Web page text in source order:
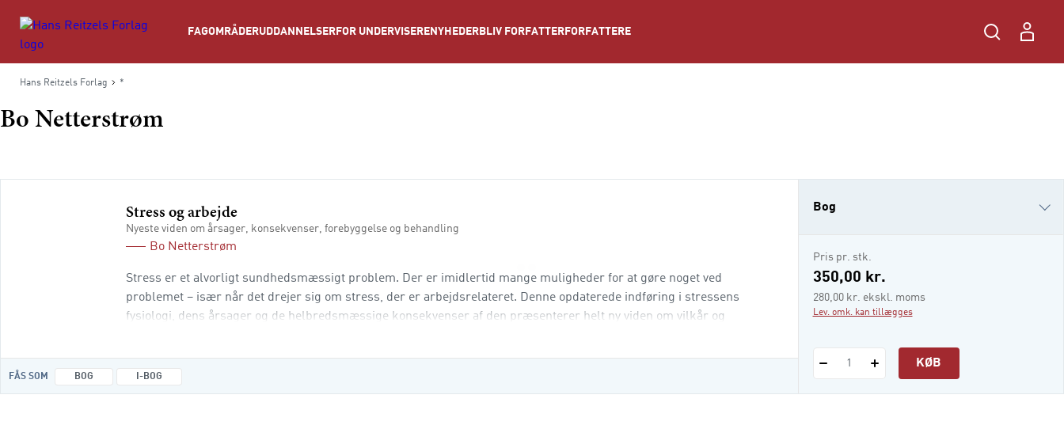
FAGOMRÅDERUDDANNELSER FOR UNDERVISERE NYHEDER BLIV FORFATTER FORFATTERE
Hans Reitzels Forlag *
Bo Netterstrøm
Stress og arbejde
Nyeste viden om årsager, konsekvenser, forebyggelse og behandling
Bo Netterstrøm
Stress er et alvorligt sundhedsmæssigt problem. Der er imidlertid mange muligheder for at gøre noget ved
problemet – især når det drejer sig om stress, der er arbejdsrelateret. Denne opdaterede indføring i stressens
fysiologi, dens årsager og de helbredsmæssige konsekvenser af den præsenterer helt ny viden om vilkår og
FÅS SOM BOG I-BOG
Bog
i-bog
Pris pr. stk.
350,00 kr.
280,00 kr. ekskl. moms
Lev. omk. kan tillægges
1 KØB